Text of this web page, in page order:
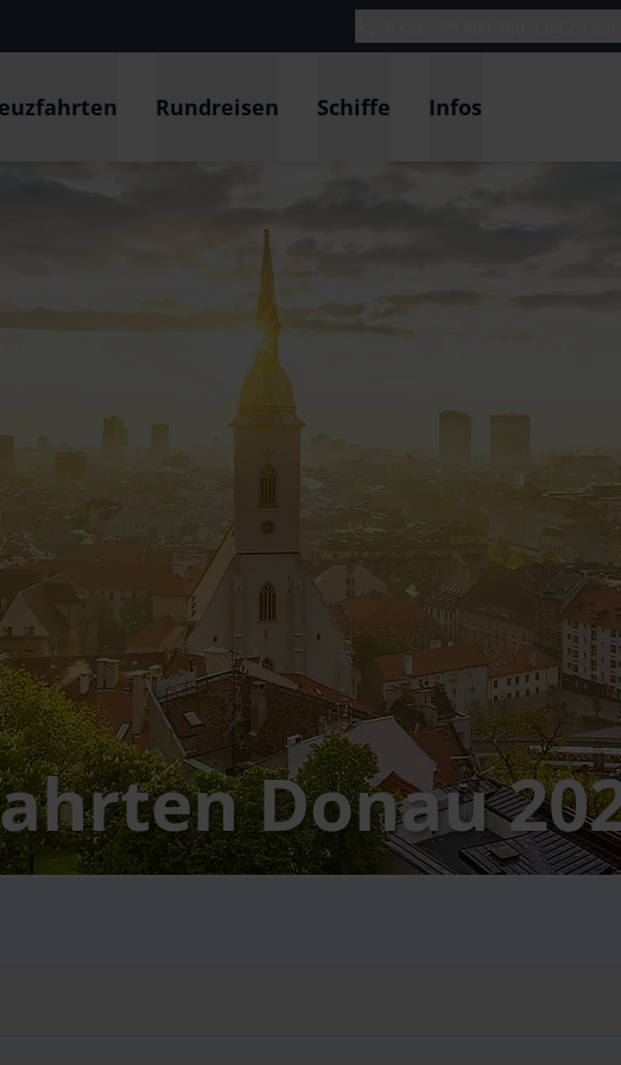
Rundreisen Schiffe Infos
Donau